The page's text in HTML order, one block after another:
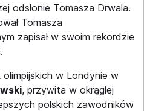
odsłonie Tomasza Drwala.
Tomasza
zapisał w swoim rekordzie
w Londynie w
, przywita w okrągłej
polskich zawodników